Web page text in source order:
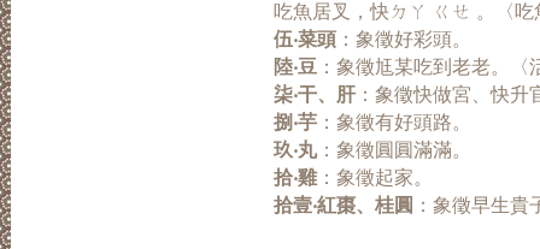
吃魚居叉，快ㄉㄚ ㄍㄝ 。〈
伍‧菜頭 ：象徵好彩頭。
陸‧豆 ：象徵尪某吃到老老。
柒‧干、肝：象徵快做宮、快升
捌‧芋 ：象徵有好頭路。
玖‧丸：象徵圓圓滿滿。
拾‧雞：象徵起家。
拾壹‧紅棗、桂圓 ：象徵早生貴